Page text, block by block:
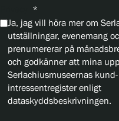
*
Ja, jag vill höra mer om
utställningar, evenemang
prenumererar på
och godkänner att mina
Serlachiusmuseernas
intressentregister enligt
dataskyddsbeskrivningen.